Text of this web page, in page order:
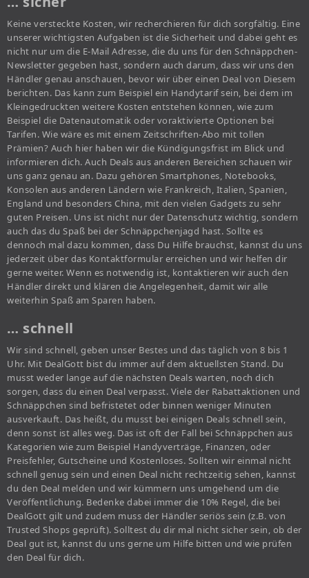
Keine versteckte Kosten, wir recherchieren für dich sorgfältig. Eine
unserer wichtigsten Aufgaben ist die Sicherheit und dabei geht es
nicht nur um die E-Mail Adresse, die du uns für den Schnäppchen-
Newsletter gegeben hast, sondern auch darum, dass wir uns den
Händler genau anschauen, bevor wir über einen Deal von Diesem
berichten. Das kann zum Beispiel ein Handytarif sein, bei dem im
Kleingedruckten weitere Kosten entstehen können, wie zum
Beispiel die Datenautomatik oder voraktivierte Optionen bei
Tarifen. Wie wäre es mit einem Zeitschriften-Abo mit tollen
Prämien? Auch hier haben wir die Kündigungsfrist im Blick und
informieren dich. Auch Deals aus anderen Bereichen schauen wir
uns ganz genau an. Dazu gehören Smartphones, Notebooks,
Konsolen aus anderen Ländern wie Frankreich, Italien, Spanien,
England und besonders China, mit den vielen Gadgets zu sehr
guten Preisen. Uns ist nicht nur der Datenschutz wichtig, sondern
auch das du Spaß bei der Schnäppchenjagd hast. Sollte es
dennoch mal dazu kommen, dass Du Hilfe brauchst, kannst du uns
jederzeit über das Kontaktformular erreichen und wir helfen dir
gerne weiter. Wenn es notwendig ist, kontaktieren wir auch den
Händler direkt und klären die Angelegenheit, damit wir alle
weiterhin Spaß am Sparen haben.
… schnell
Wir sind schnell, geben unser Bestes und das täglich von 8 bis 1
Uhr. Mit DealGott bist du immer auf dem aktuellsten Stand. Du
musst weder lange auf die nächsten Deals warten, noch dich
sorgen, dass du einen Deal verpasst. Viele der Rabattaktionen und
Schnäppchen sind befristetet oder binnen weniger Minuten
ausverkauft. Das heißt, du musst bei einigen Deals schnell sein,
denn sonst ist alles weg. Das ist oft der Fall bei Schnäppchen aus
Kategorien wie zum Beispiel Handyverträge, Finanzen, oder
Preisfehler, Gutscheine und Kostenloses. Sollten wir einmal nicht
schnell genug sein und einen Deal nicht rechtzeitig sehen, kannst
du den Deal melden und wir kümmern uns umgehend um die
Veröffentlichung. Bedenke dabei immer die 10% Regel, die bei
DealGott gilt und zudem muss der Händler seriös sein (z.B. von
Trusted Shops geprüft). Solltest du dir mal nicht sicher sein, ob der
Deal gut ist, kannst du uns gerne um Hilfe bitten und wie prüfen
den Deal für dich.